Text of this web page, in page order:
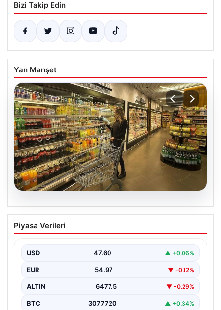
Bizi Takip Edin
Yan Manşet
05.08.2026
Enflasyon verileri ne zaman
açıklanacak? 2026 TÜİK mart ayı
Piyasa Verileri
USD 47.60 ▲ +0.06%
EUR 54.97 ▼ -0.12%
ALTIN 6477.5 ▼ -0.29%
BTC 3077720 ▲ +0.34%